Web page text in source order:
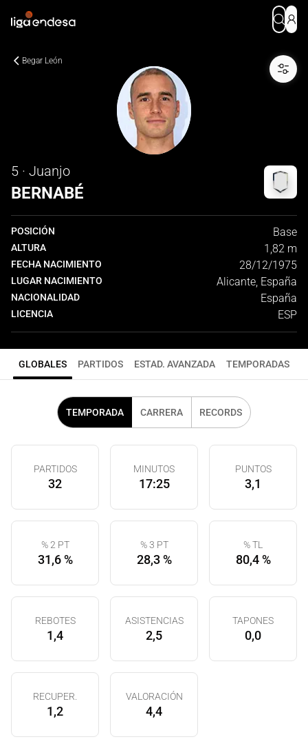
Begar León
5 · Juanjo
BERNABÉ
POSICIÓN Base
ALTURA 1,82 m
FECHA NACIMIENTO 28/12/1975
LUGAR NACIMIENTO Alicante, España
NACIONALIDAD España
LICENCIA ESP
GLOBALES PARTIDOS ESTAD. AVANZADA TEMPORADAS
TEMPORADA CARRERA RECORDS
PARTIDOS
32
MINUTOS
17:25
PUNTOS
3,1
% 2 PT
31,6 %
% 3 PT
28,3 %
% TL
80,4 %
REBOTES
1,4
ASISTENCIAS
2,5
TAPONES
0,0
RECUPER.
1,2
VALORACIÓN
4,4